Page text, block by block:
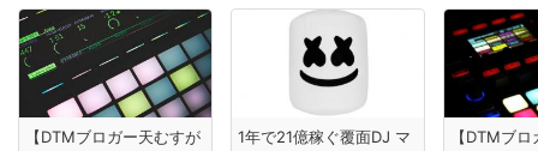
【DTMブロガー天むすが
1年で21億稼ぐ覆面DJ マ
【DTMブ